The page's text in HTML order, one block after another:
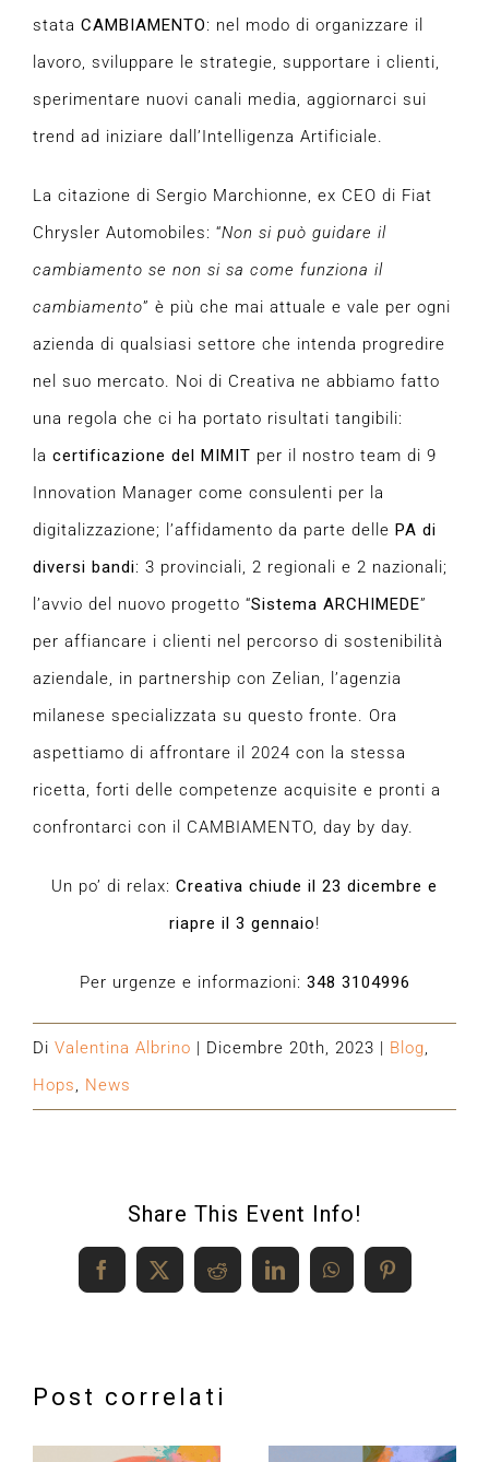
stata CAMBIAMENTO: nel modo di organizzare il
lavoro, sviluppare le strategie, supportare i clienti,
sperimentare nuovi canali media, aggiornarci sui
trend ad iniziare dall’Intelligenza Artificiale.
La citazione di Sergio Marchionne, ex CEO di Fiat
Chrysler Automobiles: “Non si può guidare il
cambiamento se non si sa come funziona il
cambiamento” è più che mai attuale e vale per ogni
azienda di qualsiasi settore che intenda progredire
nel suo mercato. Noi di Creativa ne abbiamo fatto
una regola che ci ha portato risultati tangibili:
la certificazione del MIMIT per il nostro team di 9
Innovation Manager come consulenti per la
digitalizzazione; l’affidamento da parte delle PA di
diversi bandi: 3 provinciali, 2 regionali e 2 nazionali;
l’avvio del nuovo progetto “Sistema ARCHIMEDE”
per affiancare i clienti nel percorso di sostenibilità
aziendale, in partnership con Zelian, l’agenzia
milanese specializzata su questo fronte. Ora
aspettiamo di affrontare il 2024 con la stessa
ricetta, forti delle competenze acquisite e pronti a
confrontarci con il CAMBIAMENTO, day by day.
Un po’ di relax: Creativa chiude il 23 dicembre e
riapre il 3 gennaio!
Per urgenze e informazioni: 348 3104996
Di Valentina Albrino | Dicembre 20th, 2023 | Blog,
Hops, News
Share This Event Info!
Facebook
X RedditLinkedInWhatsAppPinterest
Post correlati